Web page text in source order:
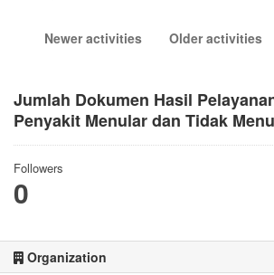
Jumlah Dokumen Hasil
Penyakit Menular dan Tidak
Followers
0
Organization
Newer activities Older activities